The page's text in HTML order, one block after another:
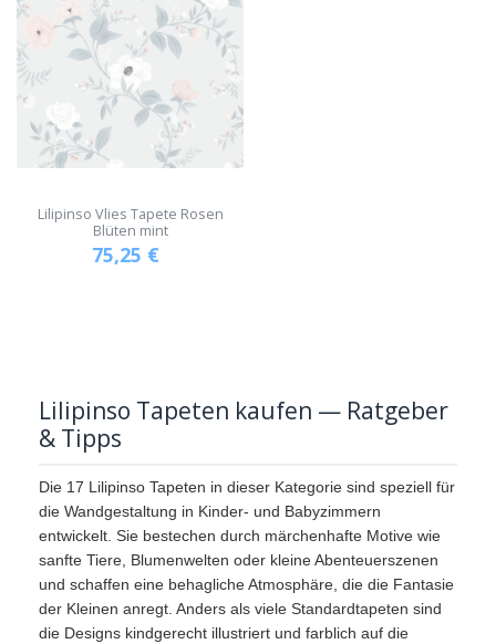
Lilipinso Vlies Tapete Rosen
Blüten mint
75,25 €
Lilipinso Tapeten kaufen — Ratgeber
& Tipps
Die 17 Lilipinso Tapeten in dieser Kategorie sind speziell für
die Wandgestaltung in Kinder- und Babyzimmern
entwickelt. Sie bestechen durch märchenhafte Motive wie
sanfte Tiere, Blumenwelten oder kleine Abenteuerszenen
und schaffen eine behagliche Atmosphäre, die die Fantasie
der Kleinen anregt. Anders als viele Standardtapeten sind
die Designs kindgerecht illustriert und farblich auf die